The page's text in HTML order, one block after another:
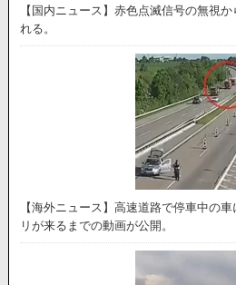
【国内ニュース】赤色点滅信号の無視
れる。
【海外ニュース】高速道路で停車中の
リが来るまでの動画が公開。